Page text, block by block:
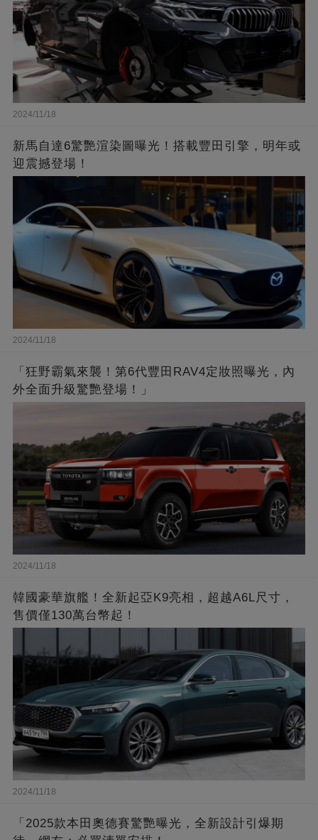
2024/11/18
新馬自達6驚艷渲染圖曝光！搭載豐田引擎，明年或
迎震撼登場！
2024/11/18
「狂野霸氣來襲！第6代豐田RAV4定妝照曝光，內
外全面升級驚艷登場！」
2024/11/18
韓國豪華旗艦！全新起亞K9亮相，超越A6L尺寸，
售價僅130萬台幣起！
2024/11/18
「2025款本田奧德賽驚艷曝光，全新設計引爆期